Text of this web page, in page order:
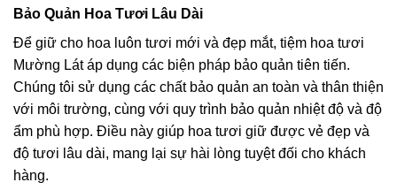
Bảo Quản Hoa Tươi Lâu Dài
Để giữ cho hoa luôn tươi mới và đẹp mắt, tiệm hoa tươi
Mường Lát áp dụng các biện pháp bảo quản tiên tiến.
Chúng tôi sử dụng các chất bảo quản an toàn và thân thiện
với môi trường, cùng với quy trình bảo quản nhiệt độ và độ
ẩm phù hợp. Điều này giúp hoa tươi giữ được vẻ đẹp và
độ tươi lâu dài, mang lại sự hài lòng tuyệt đối cho khách
hàng.